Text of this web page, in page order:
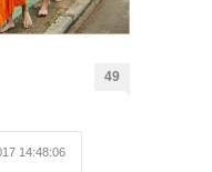
49
14:48:06